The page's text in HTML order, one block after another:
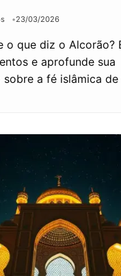
23/03/2026
o que diz o Alcorão?
e aprofunde sua
sobre a fé islâmica